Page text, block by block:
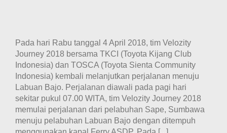
Pada hari Rabu tanggal 4 April 2018, tim Velozity
Journey 2018 bersama TKCI (Toyota Kijang Club
Indonesia) dan TOSCA (Toyota Sienta Community
Indonesia) kembali melanjutkan perjalanan menuju
Labuan Bajo. Perjalanan diawali pada pagi hari
sekitar pukul 07.00 WITA, tim Velozity Journey 2018
memulai perjalanan dari pelabuhan Sape, Sumbawa
menuju pelabuhan Labuan Bajo dengan ditempuh